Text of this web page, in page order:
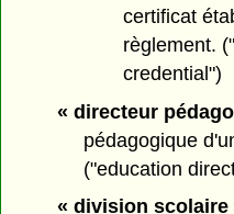
certificat
règlement.
credential")
« directeur
pédagogique
("education
« division scolaire